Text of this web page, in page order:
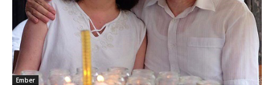
Ember